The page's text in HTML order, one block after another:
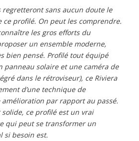
regretteront sans aucun doute le
ce profilé. On peut les comprendre.
les gros efforts du
un ensemble moderne,
bien pensé. Profilé tout équipé
panneau solaire et une caméra de
dans le rétroviseur), ce Riviera
d’une technique de
par rapport au passé.
ce profilé est un vrai
qui peut se transformer un
si besoin est.